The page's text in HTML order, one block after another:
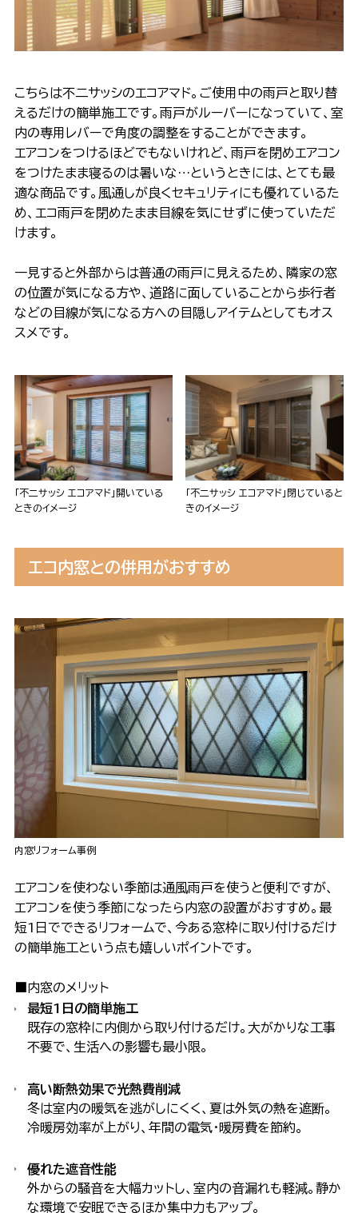
こちらは不二サッシのエコアマド。ご使用中の雨戸と取り替
えるだけの簡単施工です。雨戸がルーバーになっていて、室
内の専用レバーで角度の調整をすることができます。
エアコンをつけるほどでもないけれど、雨戸を閉めエアコン
をつけたまま寝るのは暑いな…というときには、とても最
適な商品です。風通しが良くセキュリティにも優れているた
め、エコ雨戸を閉めたまま目線を気にせずに使っていただ
けます。
一見すると外部からは普通の雨戸に見えるため、隣家の窓
の位置が気になる方や、道路に面していることから歩行者
などの目線が気になる方への目隠しアイテムとしてもオス
スメです。
「不二サッシ エコアマド」開いている
ときのイメージ
「不二サッシ エコアマド」閉じていると
きのイメージ
エコ内窓との併用がおすすめ
エアコンを使わない季節は通風雨戸を使うと便利ですが、
エアコンを使う季節になったら内窓の設置がおすすめ。最
短1日でできるリフォームで、今ある窓枠に取り付けるだけ
の簡単施工という点も嬉しいポイントです。
■内窓のメリット
最短1日の簡単施工
既存の窓枠に内側から取り付けるだけ。大がかりな工事
不要で、生活への影響も最小限。
高い断熱効果で光熱費削減
冬は室内の暖気を逃がしにくく、夏は外気の熱を遮断。
冷暖房効率が上がり、年間の電気・暖房費を節約。
優れた遮音性能
外からの騒音を大幅カットし、室内の音漏れも軽減。静か
な環境で安眠できるほか集中力もアップ。
内窓リフォーム事例